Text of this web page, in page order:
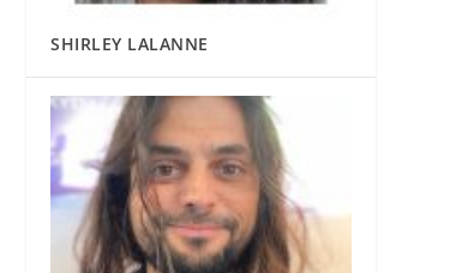
SHIRLEY LALANNE